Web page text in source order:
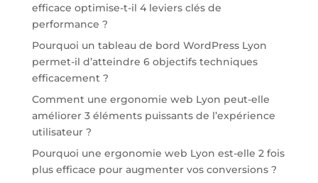
efficace optimise-t-il 4 leviers clés de
performance ?
Pourquoi un tableau de bord WordPress Lyon
permet-il d’atteindre 6 objectifs techniques
efficacement ?
Comment une ergonomie web Lyon peut-elle
améliorer 3 éléments puissants de l’expérience
utilisateur ?
Pourquoi une ergonomie web Lyon est-elle 2 fois
plus efficace pour augmenter vos conversions ?